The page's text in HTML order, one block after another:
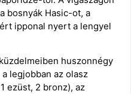
bosnyák Hasic-ot, a
ipponal nyert a lengyel
huszonnégy
legjobban az olasz
ezüst, 2 bronz), az